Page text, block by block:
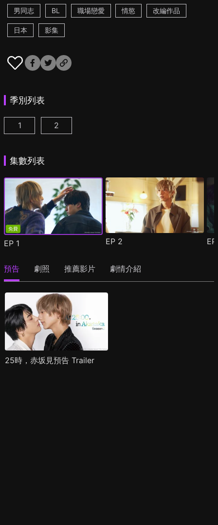
男同志
BL 職場戀愛 情慾 改編作品
日本 影集
季別列表
25時，赤坂見 第1集
1 25時，赤坂見 第2季 第1集
2
集數列表
免費
EP 1 EP 2
預告 劇照 推薦影片 劇情介紹
25時，赤坂見預告 Trailer